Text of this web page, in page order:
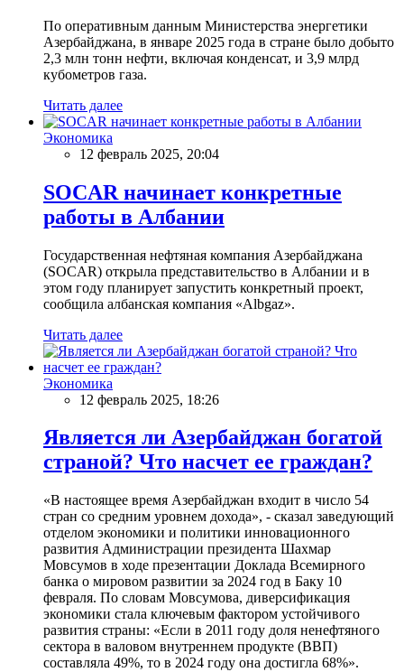
По оперативным данным Министерства энергетики
Азербайджана, в январе 2025 года в стране было добыто
2,3 млн тонн нефти, включая конденсат, и 3,9 млрд
кубометров газа.
Читать далее
Экономика
12 февраль 2025, 20:04
SOCAR начинает конкретные
работы в Албании
Государственная нефтяная компания Азербайджана
(SOCAR) открыла представительство в Албании и в
этом году планирует запустить конкретный проект,
сообщила албанская компания «Albgaz».
Читать далее
Экономика
12 февраль 2025, 18:26
Является ли Азербайджан богатой
страной? Что насчет ее граждан?
«В настоящее время Азербайджан входит в число 54
стран со средним уровнем дохода», - сказал заведующий
отделом экономики и политики инновационного
развития Администрации президента Шахмар
Мовсумов в ходе презентации Доклада Всемирного
банка о мировом развитии за 2024 год в Баку 10
февраля. По словам Мовсумова, диверсификация
экономики стала ключевым фактором устойчивого
развития страны: «Если в 2011 году доля ненефтяного
сектора в валовом внутреннем продукте (ВВП)
составляла 49%, то в 2024 году она достигла 68%».